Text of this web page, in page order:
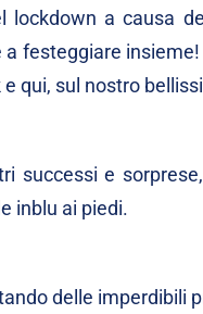
a causa
festeggiare
e qui, sul nostro
successi e
inblu ai piedi.
delle imperdibili